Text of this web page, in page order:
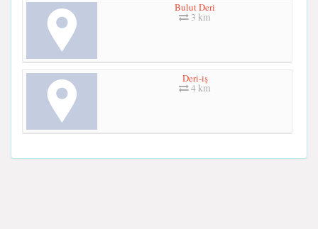
Bulut Deri
3 km
Deri-iş
4 km